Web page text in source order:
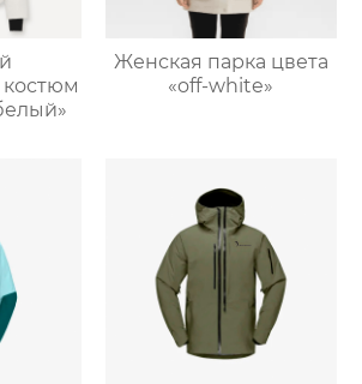
Женская парка цвета
«off-white»